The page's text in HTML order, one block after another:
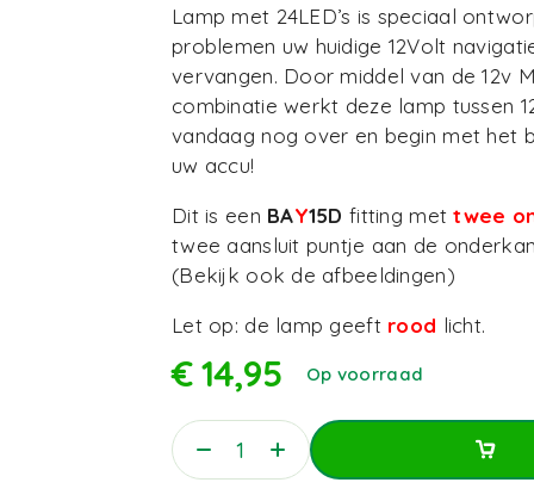
Lamp met 24LED’s is speciaal
problemen uw huidige 12Volt
vervangen. Door middel van de 12v
combinatie werkt deze lamp tussen
vandaag nog over en begin met het
uw accu!
Dit is een BAY15D fitting mettwee
twee aansluit puntje aan de
(Bekijk ook de afbeeldingen)
Let op: de lamp geeft rood licht.
€14,95 Op voorraad